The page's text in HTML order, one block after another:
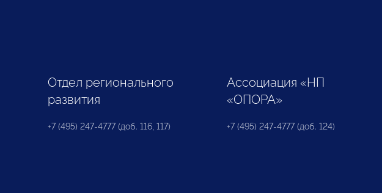
Отдел регионального
развития
+7 (495) 247-4777 (доб. 116, 117)
Ассоциация «НП
«ОПОРА»
+7 (495) 247-4777 (доб. 124)